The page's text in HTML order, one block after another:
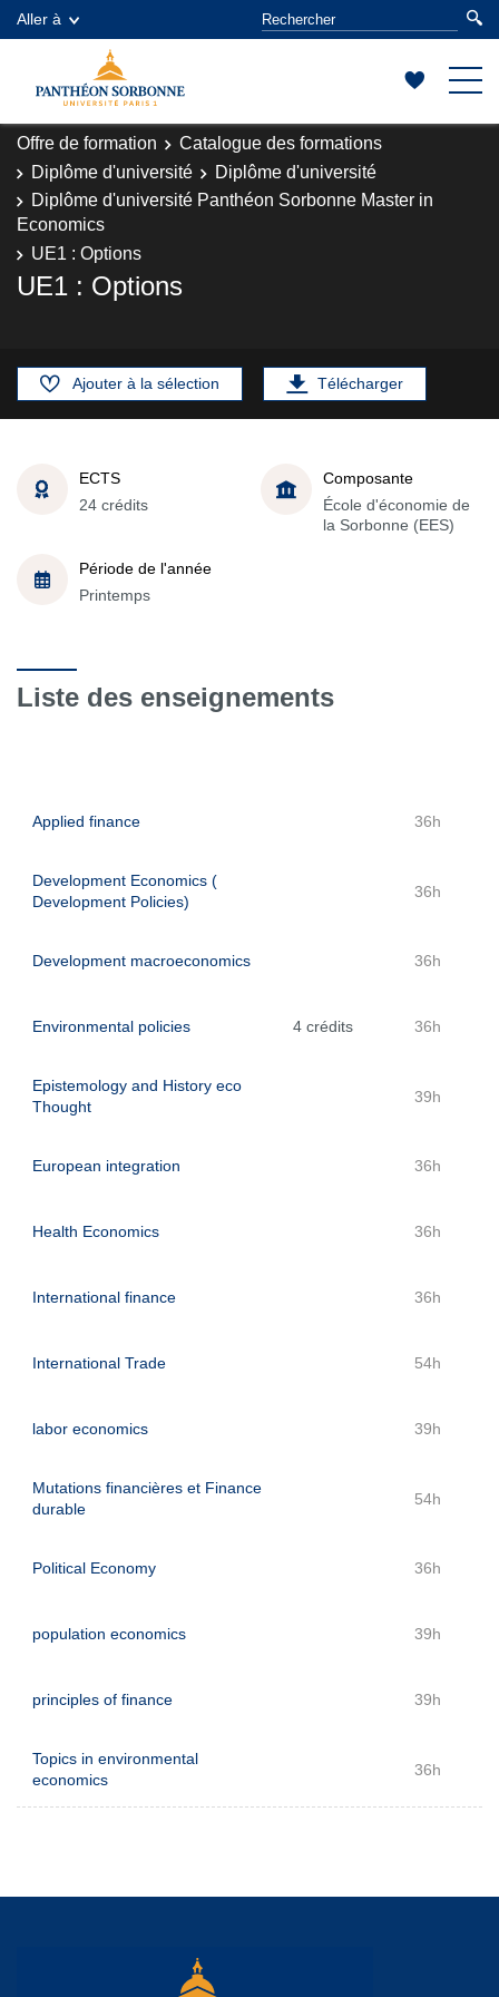
Aller à
Offre de formation
Catalogue des formations
Diplôme d'université
Diplôme d'université
Diplôme d'université Panthéon Sorbonne Master in
Economics
UE1 : Options
UE1 : Options
Ajouter à la sélection Télécharger
ECTS
24 crédits
Composante
École d'économie de
la Sorbonne (EES)
Période de l'année
Printemps
Liste des enseignements
Applied finance 36h
Development Economics (
Development Policies)
36h
Development macroeconomics 36h
Environmental policies 4 crédits 36h
Epistemology and History eco
Thought
39h
European integration 36h
Health Economics 36h
International finance 36h
International Trade 54h
labor economics 39h
Mutations financières et Finance
durable
54h
Political Economy 36h
population economics 39h
principles of finance 39h
Topics in environmental
economics
36h